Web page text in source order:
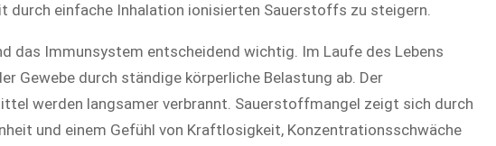
durch einfache Inhalation ionisierten Sauerstoffs zu steigern.
Immunsystem entscheidend wichtig. Im Laufe des Lebens
Gewebe durch ständige körperliche Belastung ab. Der
werden langsamer verbrannt. Sauerstoffmangel zeigt sich durch
und einem Gefühl von Kraftlosigkeit, Konzentrationsschwäche